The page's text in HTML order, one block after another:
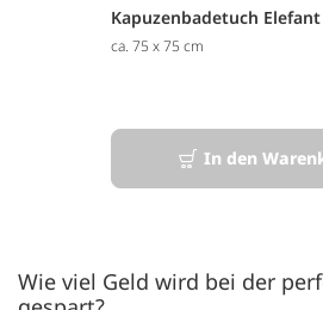
Kapuzenbadetuch
ca. 75 x 75 cm
In den
Wie viel Geld wird bei der